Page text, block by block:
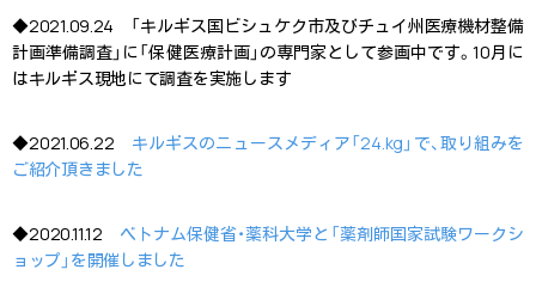
◆2021.09.24 「キルギス国ビシュケク市及びチュイ州医療機材整備
計画準備調査」に「保健医療計画」の専門家として参画中です。10月に
はキルギス現地にて調査を実施します
◆2021.06.22 キルギスのニュースメディア「24.kg」で、取り組みを
ご紹介頂きました
◆2020.11.12 ベトナム保健省・薬科大学と「薬剤師国家試験ワークシ
ョップ」を開催しました